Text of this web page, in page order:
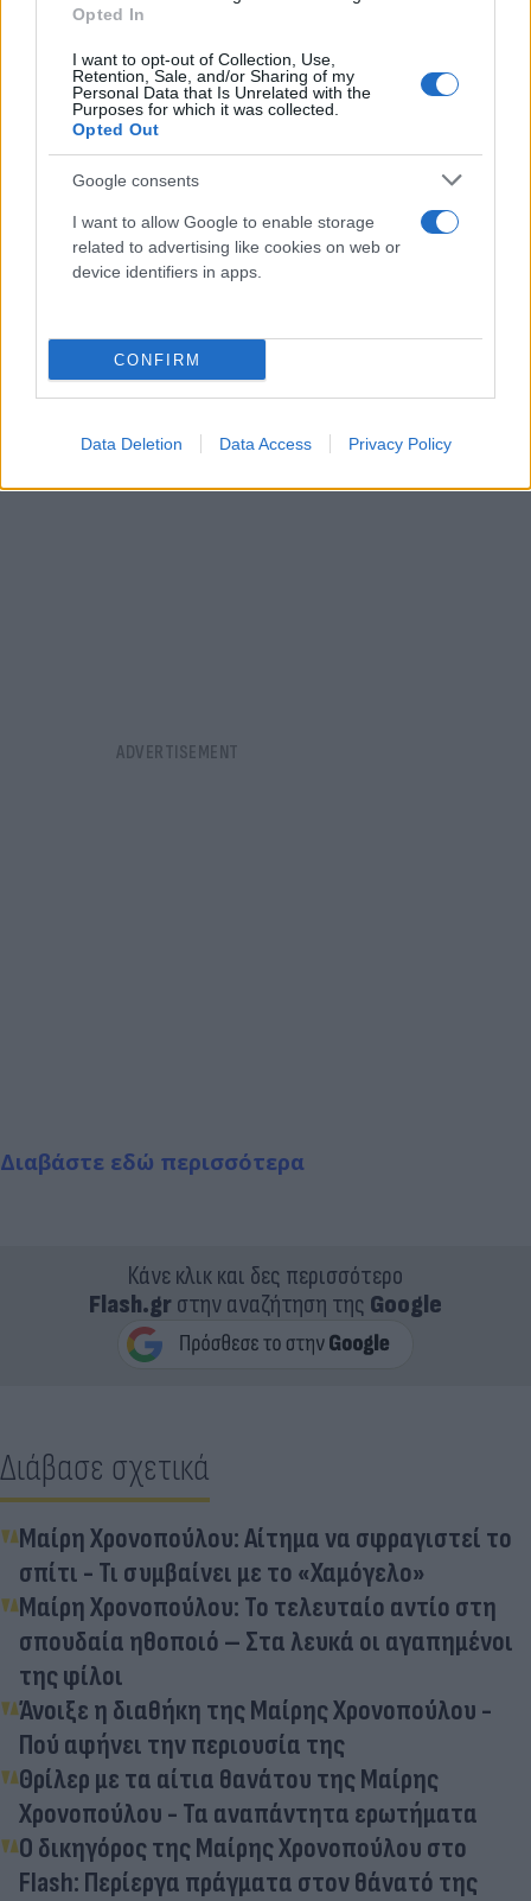
Opted In
I want to opt-out of Collection, Use,
Retention, Sale, and/or Sharing of my
Personal Data that Is Unrelated with the
Purposes for which it was collected.
Opted Out
Google consents
I want to allow Google to enable storage
related to advertising like cookies on web or
device identifiers in apps.
CONFIRM
Data Deletion Data Access Privacy Policy
«Espresso», η ηθοποιός φαίνεται ότι δεν έχει
αφήσει πίσω της επίσημα έγγραφα ή διαθήκη -η
πιθανότητα ύπαρξης τέτοιας ακούγεται απλά ως
πιθανότητα-, τα οποία να επισημοποιούν την
παραχώρηση της κινητής της περιουσίας. Ωστόσο,
σύμφωνα με απόσπασμα βίντεο το οποίο
μεταδόθηκε σε τηλεοπτική εκπομπή -και όχι
ολόκληρο-, η Μαίρη Χρονοπούλου φέρεται ότι
έδωσε την έγκρισή της στο να χρησιμοποιηθούν τα
Παιδιού».
Διαβάστε εδώ περισσότερα
Κάνε κλικ και δες περισσότερο
Flash.grστην αναζήτηση της Google
Διάβασε σχετικά
Μαίρη Χρονοπούλου: Αίτημα να σφραγιστεί το
σπίτι - Τι συμβαίνει με το «Χαμόγελο»
Μαίρη Χρονοπούλου: Το τελευταίο αντίο στη
σπουδαία ηθοποιό – Στα λευκά οι αγαπημένοι
της φίλοι
Άνοιξε η διαθήκη της Μαίρης Χρονοπούλου -
Πού αφήνει την περιουσία της
Θρίλερ με τα αίτια θανάτου της Μαίρης
Χρονοπούλου - Τα αναπάντητα ερωτήματα
Ο δικηγόρος της Μαίρης Χρονοπούλου στο
Flash: Περίεργα πράγματα στον θάνατό της